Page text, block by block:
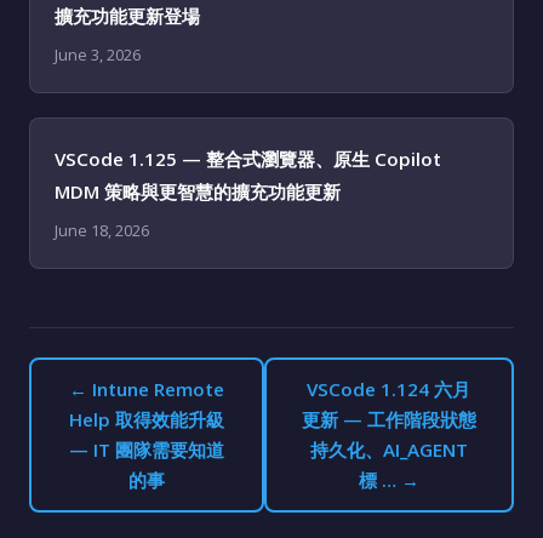
擴充功能更新登場
June 3, 2026
VSCode 1.125 — 整合式瀏覽器、原生 Copilot
MDM 策略與更智慧的擴充功能更新
June 18, 2026
← Intune Remote
Help 取得效能升級
— IT 團隊需要知道
的事
VSCode 1.124 六月
更新 — 工作階段狀態
持久化、AI_AGENT
標 … →